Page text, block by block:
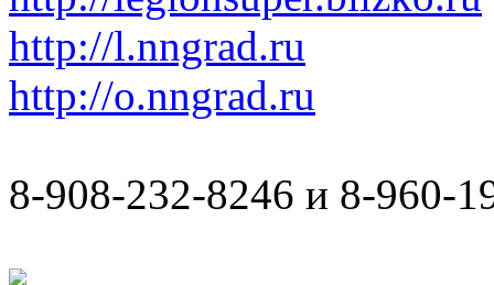
http://l.nngrad.ru
http://o.nngrad.ru
8-908-232-8246 и 8-960-